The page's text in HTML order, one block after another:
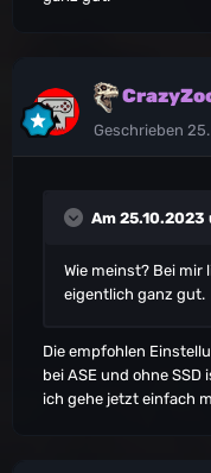
Geschrieben
Am 25.10.2023
Wie meinst? Bei mir
eigentlich ganz gut.
Die empfohlen
bei ASE und ohne
ich gehe jetzt einfach